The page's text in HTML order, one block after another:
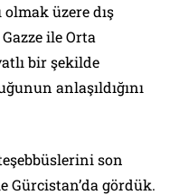
üzere dış
ile Orta
bir şekilde
anlaşıldığını
son
Gürcistan’da gördük.